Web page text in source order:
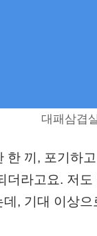
대패삼겹
한 끼, 포기하
더라고요. 저
, 기대 이상